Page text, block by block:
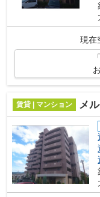
現在
賃貸 | マンション メ